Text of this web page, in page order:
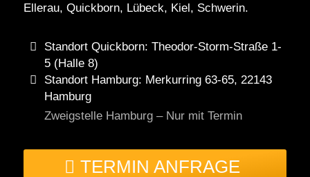
Ellerau, Quickborn, Lübeck, Kiel, Schwerin.
Standort Quickborn: Theodor-Storm-Straße 1-
5 (Halle 8)
Standort Hamburg: Merkurring 63-65, 22143
Hamburg
Zweigstelle Hamburg – Nur mit Termin
TERMIN ANFRAGE